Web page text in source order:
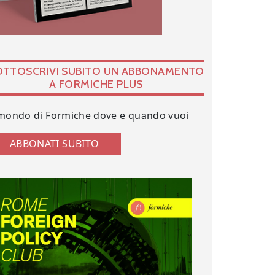
SUBITO UN ABBONAMENTO
A FORMICHE PLUS
di Formiche dove e quando vuoi
ABBONATI SUBITO